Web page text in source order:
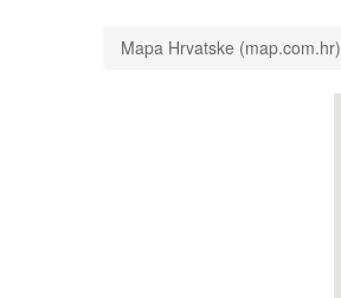
Mapa Hrvatske (map.com.hr)